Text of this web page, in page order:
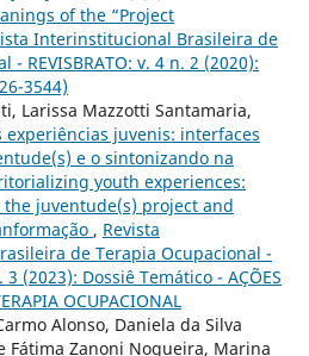
of the “Project
Interinstitucional Brasileira de
- REVISBRATO: v. 4 n. 2 (2020):
3544)
Larissa Mazzotti Santamaria,
juvenis: interfaces
e o sintonizando na
youth experiences:
juventude(s) project and
, Revista
de Terapia Ocupacional -
3 (2023): Dossiê Temático - AÇÕES
OCUPACIONAL
Alonso, Daniela da Silva
Fátima Zanoni Nogueira, Marina